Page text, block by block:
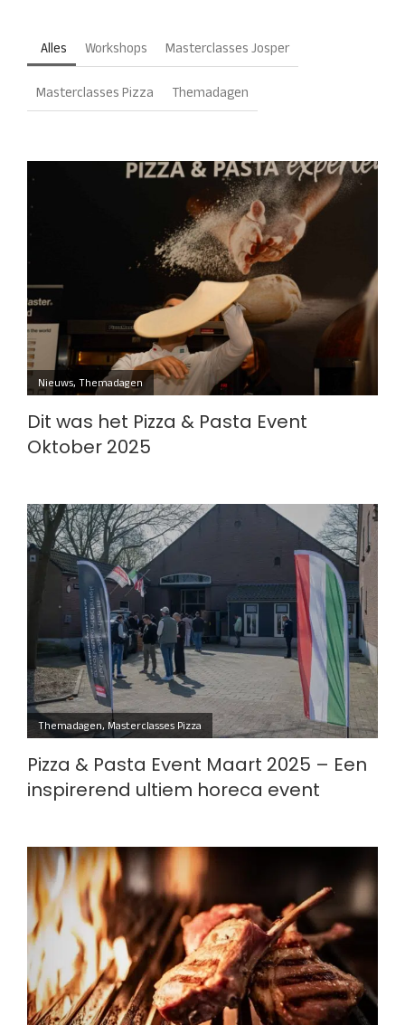
Alles Workshops Masterclasses Josper
Masterclasses Pizza Themadagen
Nieuws, Themadagen
Dit was het Pizza & Pasta Event
Oktober 2025
Themadagen, Masterclasses Pizza
Pizza & Pasta Event Maart 2025 – Een
inspirerend ultiem horeca event